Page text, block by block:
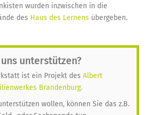
wurden inzwischen in die
des Haus des Lernens übergeben.
unterstützen?
ist ein Projekt des Albert
Brandenburg.
wollen, können Sie das z.B.